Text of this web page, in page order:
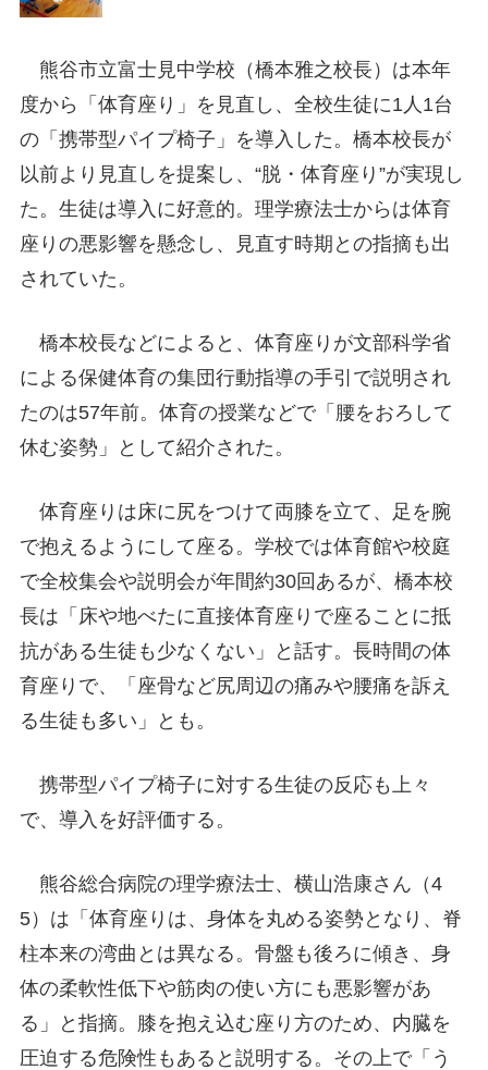
熊谷市立富士見中学校（橋本雅之校長）は本年
度から「体育座り」を見直し、全校生徒に1人1台
の「携帯型パイプ椅子」を導入した。橋本校長が
以前より見直しを提案し、“脱・体育座り”が実現し
た。生徒は導入に好意的。理学療法士からは体育
座りの悪影響を懸念し、見直す時期との指摘も出
されていた。
橋本校長などによると、体育座りが文部科学省
による保健体育の集団行動指導の手引で説明され
たのは57年前。体育の授業などで「腰をおろして
休む姿勢」として紹介された。
体育座りは床に尻をつけて両膝を立て、足を腕
で抱えるようにして座る。学校では体育館や校庭
で全校集会や説明会が年間約30回あるが、橋本校
長は「床や地べたに直接体育座りで座ることに抵
抗がある生徒も少なくない」と話す。長時間の体
育座りで、「座骨など尻周辺の痛みや腰痛を訴え
る生徒も多い」とも。
携帯型パイプ椅子に対する生徒の反応も上々
で、導入を好評価する。
熊谷総合病院の理学療法士、横山浩康さん（4
5）は「体育座りは、身体を丸める姿勢となり、脊
柱本来の湾曲とは異なる。骨盤も後ろに傾き、身
体の柔軟性低下や筋肉の使い方にも悪影響があ
る」と指摘。膝を抱え込む座り方のため、内臓を
圧迫する危険性もあると説明する。その上で「う